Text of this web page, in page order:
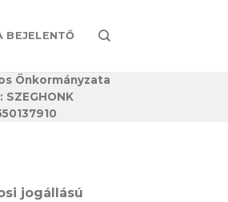
BEJELENTŐ
Önkormányzata
SZEGHONK
jogállású